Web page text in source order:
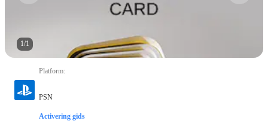
1/1
Platform:
PSN
Activering gids